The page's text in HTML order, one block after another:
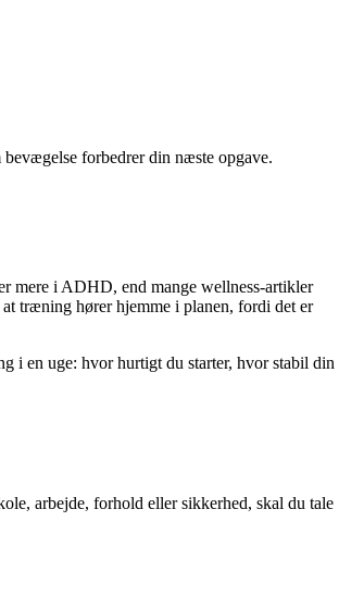
forbedrer din næste opgave.
mere i ADHD, end mange wellness-artikler
træning hører hjemme i planen, fordi det er
i en uge: hvor hurtigt du starter, hvor stabil din
arbejde, forhold eller sikkerhed, skal du tale